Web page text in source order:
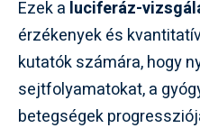
Ezek a luciferáz-
érzékenyek és
kutatók számára, hogy
sejtfolyamatokat, a
betegségek